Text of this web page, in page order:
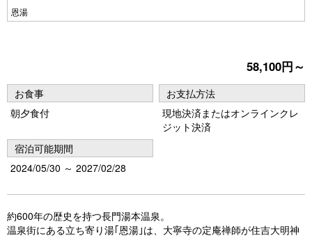
Pr
u
s
恩湯
58,100円～
お食事
朝夕食付
お支払方法
現地決済またはオンラインクレ
ジット決済
宿泊可能期間
2024/05/30 ～ 2027/02/28
約600年の歴史を持つ長門湯本温泉。
温泉街にある立ち寄り湯｢恩湯｣は、大寧寺の定庵禅師が住吉大明神